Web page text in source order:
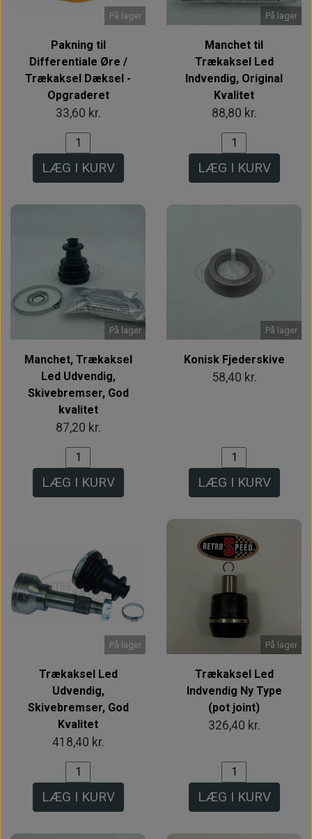
På lager
Pakning til
Differentiale Øre /
Trækaksel Dæksel -
Opgraderet
33,60 kr.
LÆG I KURV
På lager
Manchet til
Trækaksel Led
Indvendig, Original
Kvalitet
88,80 kr.
LÆG I KURV
På lager
Manchet, Trækaksel
Led Udvendig,
Skivebremser, God
kvalitet
87,20 kr.
LÆG I KURV
På lager
Konisk Fjederskive
58,40 kr.
LÆG I KURV
På lager
Trækaksel Led
Udvendig,
Skivebremser, God
Kvalitet
418,40 kr.
LÆG I KURV
På lager
Trækaksel Led
Indvendig Ny Type
(pot joint)
326,40 kr.
LÆG I KURV